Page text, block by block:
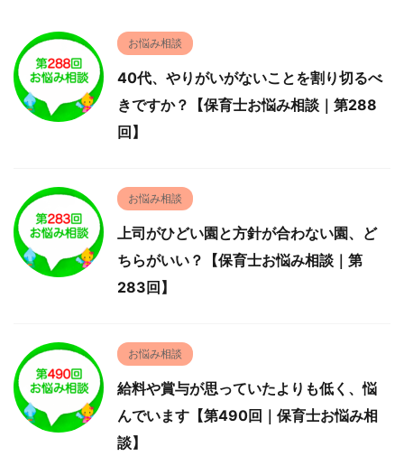
お悩み相談
40代、やりがいがないことを割り切るべ
きですか？【保育士お悩み相談｜第288
回】
お悩み相談
上司がひどい園と方針が合わない園、ど
ちらがいい？【保育士お悩み相談｜第
283回】
お悩み相談
給料や賞与が思っていたよりも低く、悩
んでいます【第490回｜保育士お悩み相
談】